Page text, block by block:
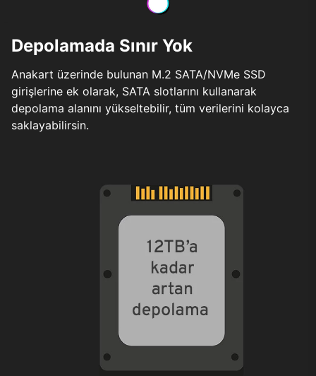
Depolamada Sınır Yok
Anakart üzerinde bulunan M.2 SATA/NVMe SSD
girişlerine ek olarak, SATA slotlarını kullanarak
depolama alanını yükseltebilir, tüm verilerini kolayca
saklayabilirsin.